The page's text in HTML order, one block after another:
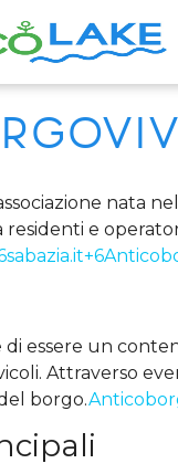
nata
residenti e
di essere un
Attraverso
borgo.